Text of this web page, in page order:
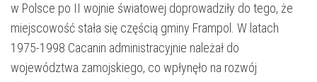
w Polsce po II wojnie światowej doprowadziły do tego, że
miejscowość stała się częścią gminy Frampol. W latach
1975-1998 Cacanin administracyjnie należał do
województwa zamojskiego, co wpłynęło na rozwój